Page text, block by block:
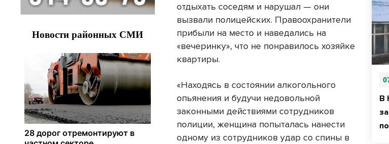
В
отдыхать соседям и нарушал — они
вызвали полицейских. Правоохранители
прибыли на место и наведались на
«вечеринку», что не понравилось хозяйке
квартиры.
«Находясь в состоянии алкогольного
опьянения и будучи недовольной
законными действиями сотрудников
полиции, женщина попыталась нанести
одному из сотрудников удар со спины в